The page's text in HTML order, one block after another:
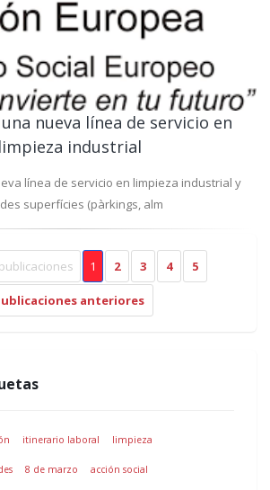
una nueva línea de servicio en
limpieza industrial
línea de servicio en limpieza industrial y
superfícies (pàrkings, alm
1 2 3 4 5
anteriores
itinerario laboral limpieza
8 de marzo acción social